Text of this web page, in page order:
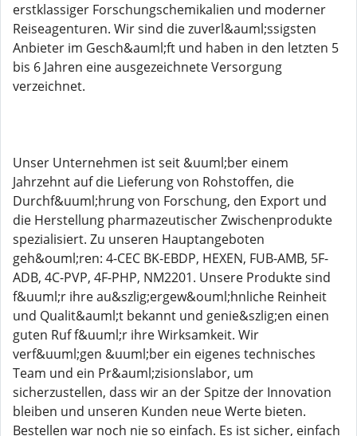
erstklassiger Forschungschemikalien und moderner
Reiseagenturen. Wir sind die zuverl&auml;ssigsten
Anbieter im Gesch&auml;ft und haben in den letzten 5
bis 6 Jahren eine ausgezeichnete Versorgung
verzeichnet.
Unser Unternehmen ist seit &uuml;ber einem
Jahrzehnt auf die Lieferung von Rohstoffen, die
Durchf&uuml;hrung von Forschung, den Export und
die Herstellung pharmazeutischer Zwischenprodukte
spezialisiert. Zu unseren Hauptangeboten
geh&ouml;ren: 4-CEC BK-EBDP, HEXEN, FUB-AMB, 5F-
ADB, 4C-PVP, 4F-PHP, NM2201. Unsere Produkte sind
f&uuml;r ihre au&szlig;ergew&ouml;hnliche Reinheit
und Qualit&auml;t bekannt und genie&szlig;en einen
guten Ruf f&uuml;r ihre Wirksamkeit. Wir
verf&uuml;gen &uuml;ber ein eigenes technisches
Team und ein Pr&auml;zisionslabor, um
sicherzustellen, dass wir an der Spitze der Innovation
bleiben und unseren Kunden neue Werte bieten.
Bestellen war noch nie so einfach. Es ist sicher, einfach